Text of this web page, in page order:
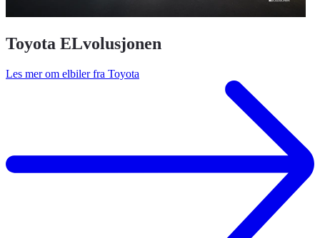
Toyota ELvolusjonen
Les mer om elbiler fra Toyota